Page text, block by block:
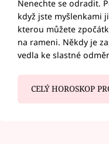
Nenechte se odradit.
když jste myšlenkami
kterou můžete
na rameni. Někdy je
vedla ke slastné
CELÝ HOROSKOP